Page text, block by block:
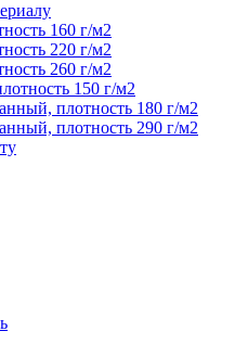
160 г/м2
220 г/м2
260 г/м2
150 г/м2
плотность 180 г/м2
плотность 290 г/м2